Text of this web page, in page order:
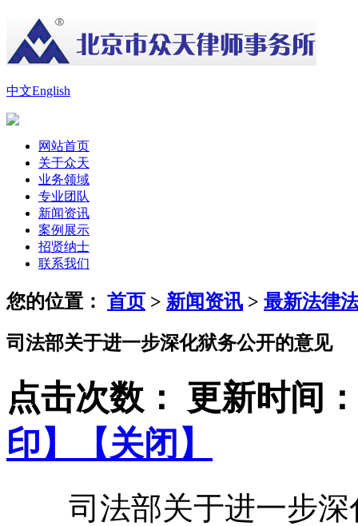
中文English
网站首页
关于众天
业务领域
专业团队
新闻资讯
案例展示
招贤纳士
联系我们
您的位置： 首页 > 新闻资讯 > 最新法律
司法部关于进一步深化狱务公开的意见
点击次数：
更新时间
印】
【关闭】
司法部关于进一步